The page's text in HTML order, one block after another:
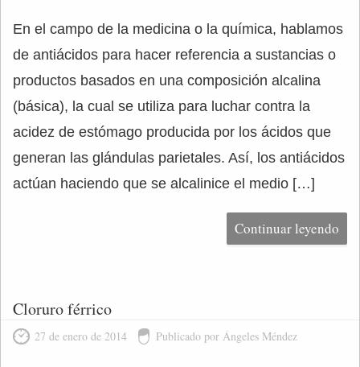
En el campo de la medicina o la química, hablamos
de antiácidos para hacer referencia a sustancias o
productos basados en una composición alcalina
(básica), la cual se utiliza para luchar contra la
acidez de estómago producida por los ácidos que
generan las glándulas parietales. Así, los antiácidos
actúan haciendo que se alcalinice el medio […]
Continuar leyendo
Cloruro férrico
27 de enero de 2014 Publicado por Ángeles Méndez